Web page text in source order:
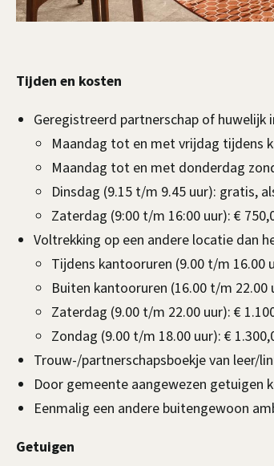
Tijden en kosten
Geregistreerd partnerschap of huwelijk
Maandag tot en met vrijdag tijdens
Maandag tot en met donderdag
Dinsdag (9.15 t/m 9.45 uur): gratis,
Zaterdag (9:00 t/m 16:00 uur): €
Voltrekking op een andere locatie dan
Tijdens kantooruren (9.00 t/m 16.00
Buiten kantooruren (16.00 t/m 22.00
Zaterdag (9.00 t/m 22.00 uur): €
Zondag (9.00 t/m 18.00 uur): €
Trouw-/partnerschapsboekje van leer/
Door gemeente aangewezen getuigen
Eenmalig een andere buitengewoon
Getuigen